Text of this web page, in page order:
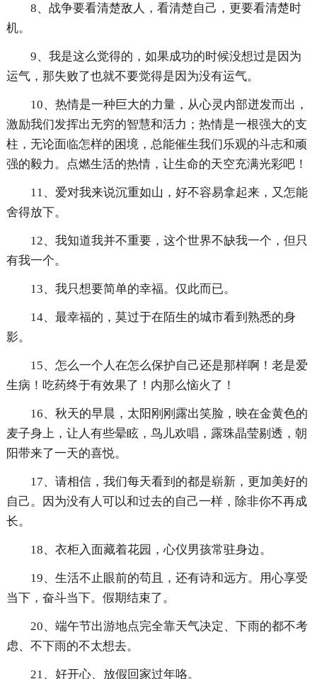
8、战争要看清楚敌人，看清楚自己，更要看清楚时
机。
9、我是这么觉得的，如果成功的时候没想过是因为
运气，那失败了也就不要觉得是因为没有运气。
10、热情是一种巨大的力量，从心灵内部迸发而出，
激励我们发挥出无穷的智慧和活力；热情是一根强大的支
柱，无论面临怎样的困境，总能催生我们乐观的斗志和顽
强的毅力。点燃生活的热情，让生命的天空充满光彩吧！
11、爱对我来说沉重如山，好不容易拿起来，又怎能
舍得放下。
12、我知道我并不重要，这个世界不缺我一个，但只
有我一个。
13、我只想要简单的幸福。仅此而已。
14、最幸福的，莫过于在陌生的城市看到熟悉的身
影。
15、怎么一个人在怎么保护自己还是那样啊！老是爱
生病！吃药终于有效果了！内那么恼火了！
16、秋天的早晨，太阳刚刚露出笑脸，映在金黄色的
麦子身上，让人有些晕眩，鸟儿欢唱，露珠晶莹剔透，朝
阳带来了一天的喜悦。
17、请相信，我们每天看到的都是崭新，更加美好的
自己。因为没有人可以和过去的自己一样，除非你不再成
长。
18、衣柜入面藏着花园，心仪男孩常驻身边。
19、生活不止眼前的苟且，还有诗和远方。用心享受
当下，奋斗当下。假期结束了。
20、端午节出游地点完全靠天气决定、下雨的都不考
虑、不下雨的不太想去。
21、好开心、放假回家过年咯。